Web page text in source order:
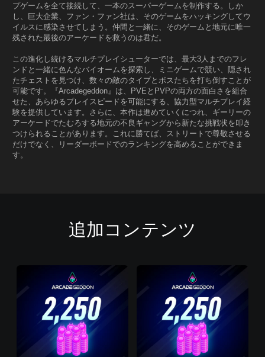
プゲームを全て接続して、一本のスーパーゲームを制作する。しか
し、巨大企業、ファン・ファン社は、そのゲームをハッキングしてウ
イルスに感染させてしまう。仲間と一緒に、そのゲームと地元に唯一
残された最後のアーケードを救うのは君だ。
この進化し続けるマルチプレイシューターでは、最大3人までのフレ
ンドと一緒に色んなバイオームを探索し、ミニゲームで競い、隠され
たチェストを見つけ、数々の敵のタイプとボスたちを打ち倒すことが
可能です。『Arcadegeddon』は、PVEとPVPの両方の面白さを組合
せた、あらゆるプレイスピードを可能にする、協力型マルチプレイ経
験を提供しています。さらに、本作は進めていくにつれ、ギーリーの
アーケードでたむろする地元の不良ギャングから新たな挑戦状を叩き
つけられることがあります。これに勝てば、ストリートで尊敬させる
だけでなく、リーダーボードでのランキングを高めることができま
す。
追加コンテンツ